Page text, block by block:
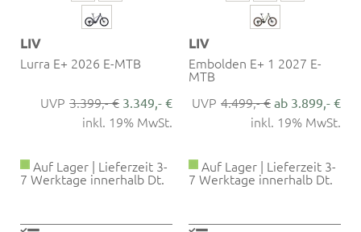
LIV
Lurra E+ 2026 E-MTB
3.399,- € 3.349,- €
inkl. 19% MwSt.
Auf Lager | Lieferzeit 3-
7 Werktage innerhalb Dt.
LIV
Embolden E+ 1 2027 E-
MTB
4.499,- € ab 3.899,- €
inkl. 19% MwSt.
Auf Lager | Lieferzeit 3-
7 Werktage innerhalb Dt.